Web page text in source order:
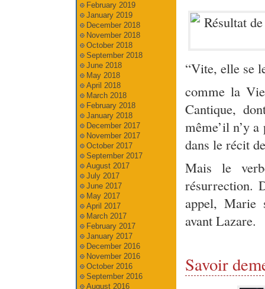
“Vite, elle se
comme la
Cantique,
même’il n’y
dans le récit
Mais le
résurrection.
appel, Marie
avant Lazare.
Savoir
February 2019
January 2019
December 2018
November 2018
October 2018
September 2018
June 2018
May 2018
April 2018
March 2018
February 2018
January 2018
December 2017
November 2017
October 2017
September 2017
August 2017
July 2017
June 2017
May 2017
April 2017
March 2017
February 2017
January 2017
December 2016
November 2016
October 2016
September 2016
August 2016